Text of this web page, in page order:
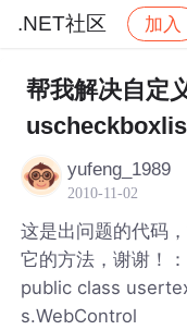
.NET社区 加入
社区 .NET社区
帮我解决自定
yufeng_1989
2010-11-02
这是出问题的代码
它的方法，谢谢！：
public class
s.WebControl